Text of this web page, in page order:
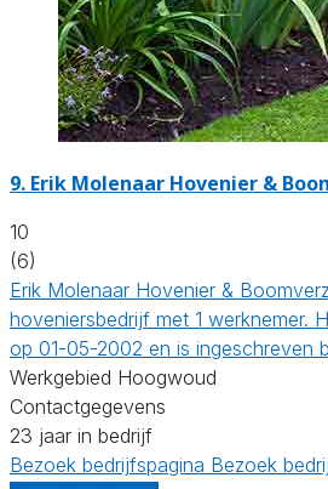
9. Erik Molenaar Hovenier &
10
(6)
Erik Molenaar Hovenier &
hoveniersbedrijf met 1 werknemer.
op 01-05-2002 en is ingeschreven
Werkgebied Hoogwoud
Contactgegevens
23 jaar in bedrijf
Bezoek bedrijfspagina Bezoek